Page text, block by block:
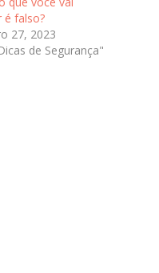
é falso?
27, 2023
de Segurança"